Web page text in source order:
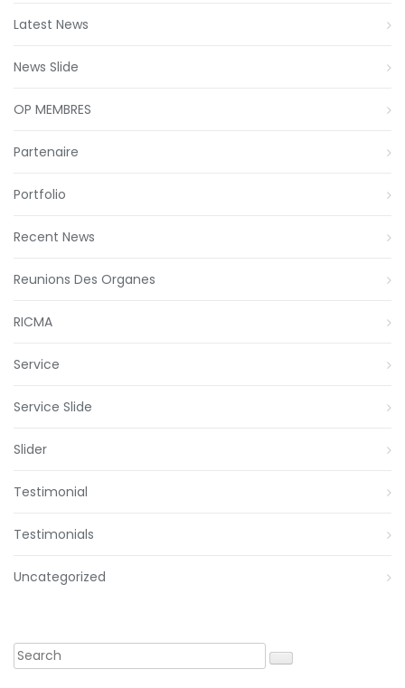
Latest News
News Slide
OP MEMBRES
Partenaire
Portfolio
Recent News
Reunions Des Organes
RICMA
Service
Service Slide
Slider
Testimonial
Testimonials
Uncategorized